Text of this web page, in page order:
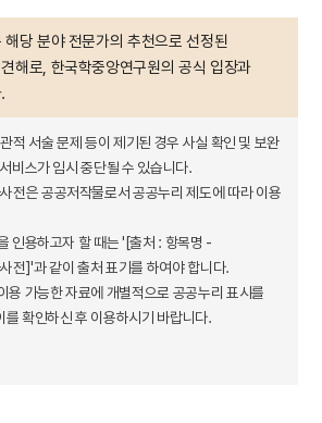
당 분야 전문가의 추천으로 선정된
해로, 한국학중앙연구원의 공식 입장과
적 서술 문제 등이 제기된 경우 사실 확인 및 보완
비스가 임시 중단될 수 있습니다.
전은 공공저작물로서 공공누리 제도에 따라 이용
인용하고자 할 때는 '[출처 : 항목명 -
전]'과 같이 출처 표기를 하여야 합니다.
용 가능한 자료에 개별적으로 공공누리 표시를
를 확인하신 후 이용하시기 바랍니다.